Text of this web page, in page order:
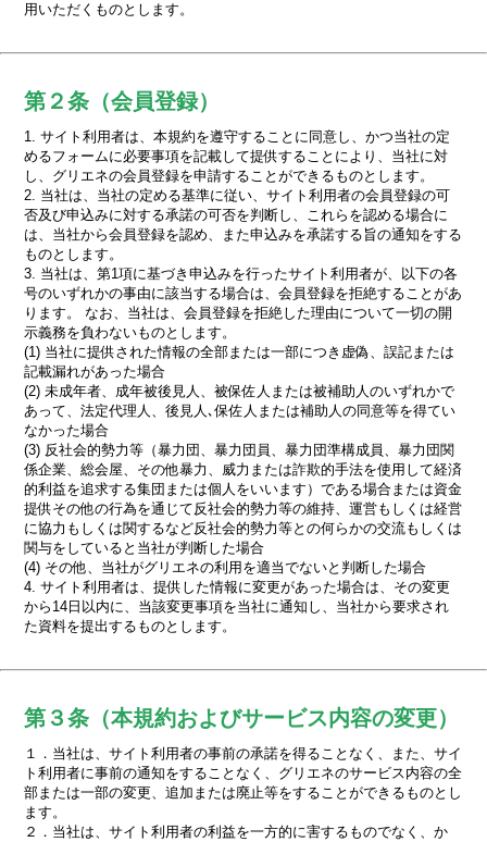
用いただくものとします。
第２条（会員登録）
1. サイト利用者は、本規約を遵守することに同意し、かつ当社の定
めるフォームに必要事項を記載して提供することにより、当社に対
し、グリエネの会員登録を申請することができるものとします。
2. 当社は、当社の定める基準に従い、サイト利用者の会員登録の可
否及び申込みに対する承諾の可否を判断し、これらを認める場合に
は、当社から会員登録を認め、また申込みを承諾する旨の通知をする
ものとします。
3. 当社は、第1項に基づき申込みを行ったサイト利用者が、以下の各
号のいずれかの事由に該当する場合は、会員登録を拒絶することがあ
ります。 なお、当社は、会員登録を拒絶した理由について一切の開
示義務を負わないものとします。
(1) 当社に提供された情報の全部または一部につき虚偽、誤記または
記載漏れがあった場合
(2) 未成年者、成年被後見人、被保佐人または被補助人のいずれかで
あって、法定代理人、後見人､保佐人または補助人の同意等を得てい
なかった場合
(3) 反社会的勢力等（暴力団、暴力団員、暴力団準構成員、暴力団関
係企業、総会屋、その他暴力、威力または詐欺的手法を使用して経済
的利益を追求する集団または個人をいいます）である場合または資金
提供その他の行為を通じて反社会的勢力等の維持、運営もしくは経営
に協力もしくは関するなど反社会的勢力等との何らかの交流もしくは
関与をしていると当社が判断した場合
(4) その他、当社がグリエネの利用を適当でないと判断した場合
4. サイト利用者は、提供した情報に変更があった場合は、その変更
から14日以内に、当該変更事項を当社に通知し、当社から要求され
た資料を提出するものとします。
第３条（本規約およびサービス内容の変更）
１．当社は、サイト利用者の事前の承諾を得ることなく、また、サイ
ト利用者に事前の通知をすることなく、グリエネのサービス内容の全
部または一部の変更、追加または廃止等をすることができるものとし
ます。
２．当社は、サイト利用者の利益を一方的に害するものでなく、か